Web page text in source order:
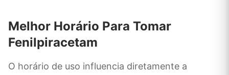
Melhor Horário Para Tomar
Fenilpiracetam
O horário de uso influencia diretamente a